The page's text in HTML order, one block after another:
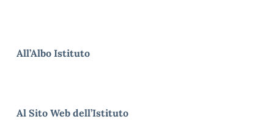
All’Albo Istituto
Al Sito Web dell’Istituto